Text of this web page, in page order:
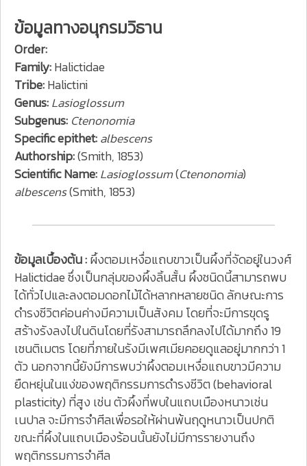
ข้อมูลทางอนุกรมวิธาน
Order:
Family:Halictidae
Tribe:Halictini
Genus:Lasioglossum
Subgenus: Ctenonomia
Specific epithet:albescens
Authorship:(Smith, 1853)
Scientific Name:Lasioglossum(Ctenonomia)
albescens(Smith, 1853)
ข้อมูลเบื้องต้น :ผึ้งตอมเหงื่อแถบขาวเป็นผึ้งที่จัดอยู่ในวงศ์
Halictidae ซึ่งเป็นกลุ่มของผึ้งลิ้นสั้น ผึ้งชนิดนี้สามารถพบ
ได้ทั่วไปและลงตอมดอกไม้ได้หลากหลายชนิด ลักษณะการ
ดำรงชีวิตค่อนค่างมีความเป็นสังคม โดยที่จะมีการขุดรู
สร้างรังลงไปในดินโดยที่รังสามารถลึกลงไปได้มากถึง 19
เซนติเมตร โดยที่ภายในรังมีเพศเมียคอยดูแลอยู่มากกว่า 1
ตัว นอกจากนี้ยังมีการพบว่าผึ้งตอมเหงื่อแถบขาวมีความ
ยืดหยุ่นในแง่ของพฤติกรรมการดำรงชีวิต (behavioral
plasticity) ที่สูง เช่น ตัวผึ้งที่พบในแถบเมืองหนาวเช่น
เนปาล จะมีการจำศีลเพื่อรอให้ผ่านพ้นฤดูหนาวเป็นปกติ
ขณะที่ผึ้งในแถบเมืองร้อนนั้นยังไม่มีการรายงานถึง
พฤติกรรมการจำศีล